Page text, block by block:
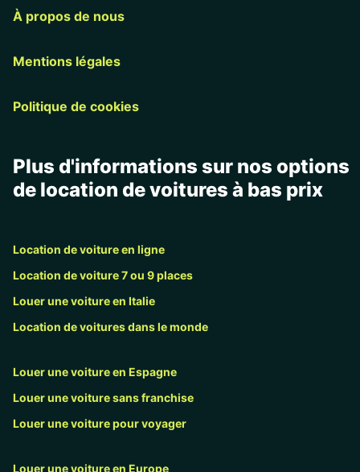
À propos de nous
Mentions légales
Politique de cookies
Plus d'informations sur nos options
de location de voitures à bas prix
Location de voiture en ligne
Location de voiture 7 ou 9 places
Louer une voiture en Italie
Location de voitures dans le monde
Louer une voiture en Espagne
Louer une voiture sans franchise
Louer une voiture pour voyager
Louer une voiture en Europe